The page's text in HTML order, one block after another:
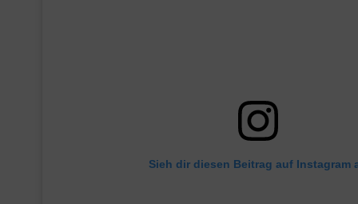
Sieh dir diesen Beitrag auf Instagram